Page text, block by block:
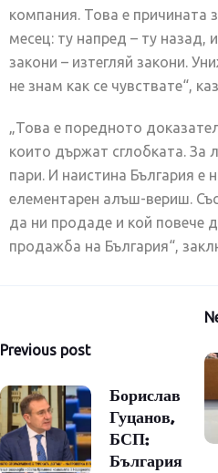
компания. Това е причината
месец: ту напред – ту назад,
закони – изтегляй закони.
не знам как се чувствате“,
„Това е поредното
които държат сглобката. За
пари. И наистина България е
елементарен алъш-вериш.
да ни продаде и кой повече
продажба на България“,
Previous post
Борислав
Гуцанов,
БСП:
България